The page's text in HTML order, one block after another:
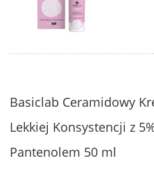
Basiclab Ceramidowy
Lekkiej Konsystencji z
Pantenolem 50 ml